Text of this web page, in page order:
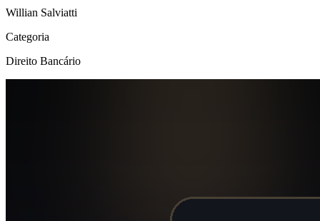
Willian Salviatti
Categoria
Direito Bancário